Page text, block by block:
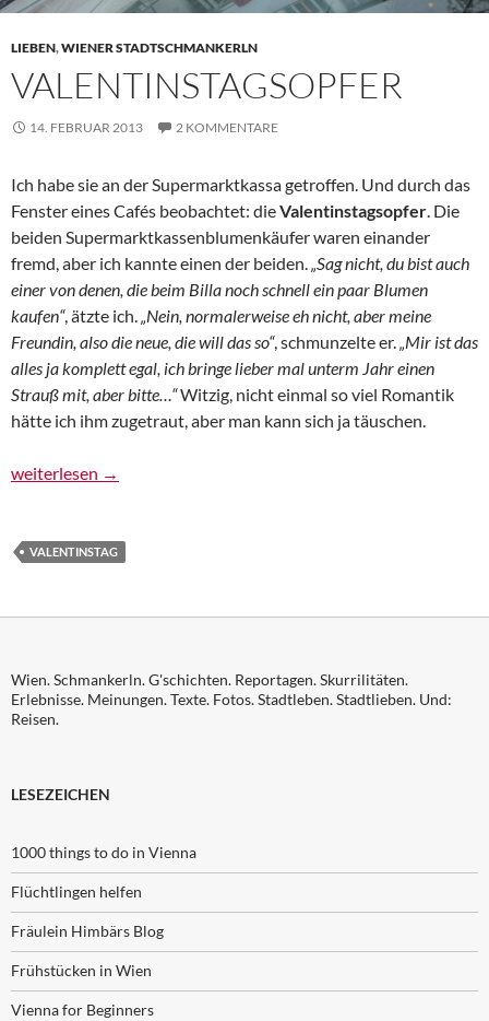
LIEBEN,WIENER STADTSCHMANKERLN
VALENTINSTAGSOPFER
14. FEBRUAR 2013 2 KOMMENTARE
Ich habe sie an der Supermarktkassa getroffen. Und durch das
Fenster eines Cafés beobachtet: dieValentinstagsopfer. Die
beiden Supermarktkassenblumenkäufer waren einander
fremd, aber ich kannte einen der beiden.„Sag nicht, du bist auch
einer von denen, die beim Billa noch schnell ein paar Blumen
kaufen“, ätzte ich.„Nein, normalerweise eh nicht, aber meine
Freundin, also die neue, die will das so“, schmunzelte er.„Mir ist das
alles ja komplett egal, ich bringe lieber mal unterm Jahr einen
Strauß mit, aber bitte…“Witzig, nicht einmal so viel Romantik
hätte ich ihm zugetraut, aber man kann sich ja täuschen.
Valentinstagsopfer
weiterlesen →
VALENTINSTAG
Wien. Schmankerln. G'schichten. Reportagen. Skurrilitäten.
Erlebnisse. Meinungen. Texte. Fotos. Stadtleben. Stadtlieben. Und:
Reisen.
LESEZEICHEN
1000 things to do in Vienna
Flüchtlingen helfen
Fräulein Himbärs Blog
Frühstücken in Wien
Vienna for Beginners